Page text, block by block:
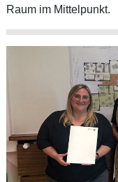
Raum im Mittelpunkt.